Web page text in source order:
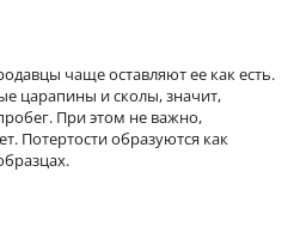
чаще оставляют ее как есть.
царапины и сколы, значит,
При этом не важно,
Потертости образуются как